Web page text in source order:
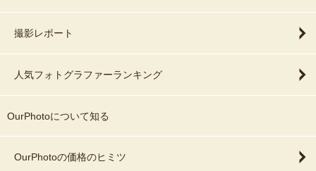
撮影レポート
人気フォトグラファーランキング
OurPhotoについて知る
OurPhotoの価格のヒミツ